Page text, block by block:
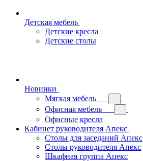
Детская мебель
Детские кресла
Детские столы
Новинки
Мягкая мебель
Офисная мебель
Офисные кресла
Кабинет руководителя Апекс
Столы для заседаний Апекс
Столы руководителя Апекс
Шкафная группа Апекс